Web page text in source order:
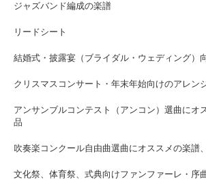
ジャズバンド編成の楽譜
リードシート
結婚式・披露宴（ブライダル・ウェディング）
クリスマスコンサート・年末年始向けのアレン
アンサンブルコンテスト（アンコン）選曲にオ
品
吹奏楽コンクール自由曲選曲にオススメの楽譜
文化祭、体育祭、式典向けファンファーレ・序